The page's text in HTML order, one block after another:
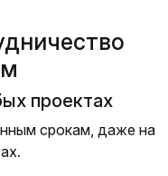
проектах
срокам, даже на